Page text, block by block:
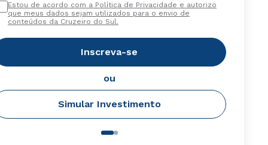
Estou de acordo com a Política de Privacidade e autorizo
que meus dados sejam utilizados para o envio de
conteúdos da Cruzeiro do Sul.
Inscreva-se
ou
Simular Investimento